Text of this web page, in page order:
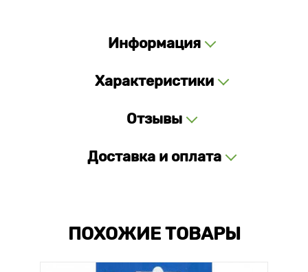
Информация
Характеристики
Отзывы
Доставка и оплата
ПОХОЖИЕ ТОВАРЫ